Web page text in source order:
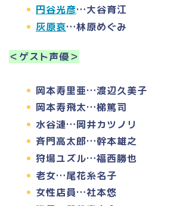
円谷光彦…大谷育江
灰原哀…林原めぐみ
＜ゲスト声優＞
岡本寿里亜…渡辺久美子
岡本寿飛太…梯篤司
水谷漣…岡井カツノリ
斉門高太郎…幹本雄之
狩場ユズル…福西勝也
老女…尾花糸名子
女性店員…社本悠